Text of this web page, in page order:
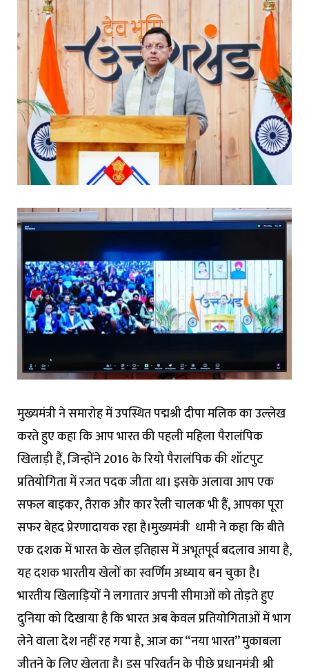
मुख्यमंत्री ने समारोह में उपस्थित पद्मश्री दीपा मलिक का उल्लेख
करते हुए कहा कि आप भारत की पहली महिला पैरालंपिक
खिलाड़ी हैं, जिन्होंने 2016 के रियो पैरालंपिक की शॉटपुट
प्रतियोगिता में रजत पदक जीता था। इसके अलावा आप एक
सफल बाइकर, तैराक और कार रैली चालक भी हैं, आपका पूरा
सफर बेहद प्रेरणादायक रहा है।मुख्यमंत्री धामी ने कहा कि बीते
एक दशक में भारत के खेल इतिहास में अभूतपूर्व बदलाव आया है,
यह दशक भारतीय खेलों का स्वर्णिम अध्याय बन चुका है।
भारतीय खिलाड़ियों ने लगातार अपनी सीमाओं को तोड़ते हुए
दुनिया को दिखाया है कि भारत अब केवल प्रतियोगिताओं में भाग
लेने वाला देश नहीं रह गया है, आज का “नया भारत” मुकाबला